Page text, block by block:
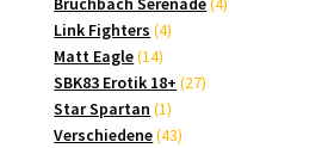
Link Fighters 44
Matt Eagle 1414
Produkte
SBK83 Erotik 18+ 2727
Star Spartan 11
Produkt
Verschiedene 4343